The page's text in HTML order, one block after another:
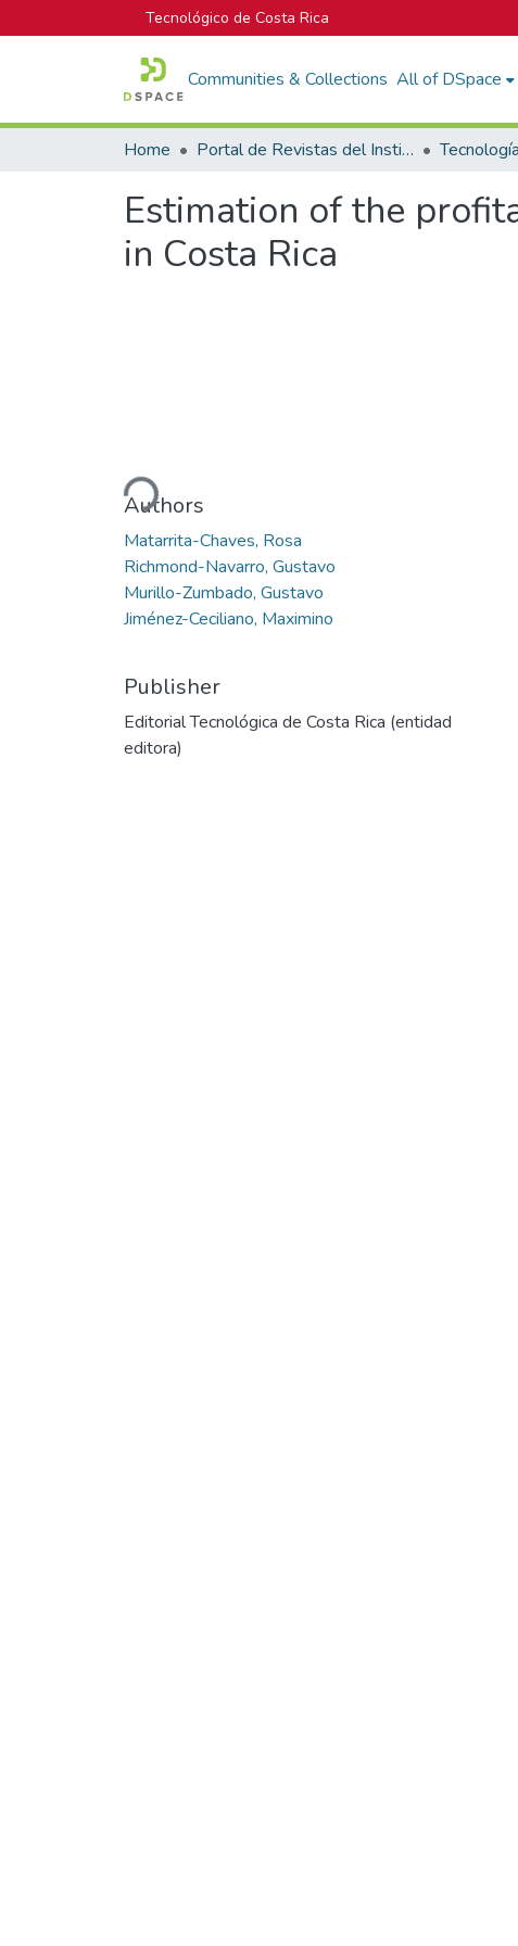
Tecnológico de Costa Rica
Communities & Collections All of DSpace
Home Portal de Revistas del Instituto Tecnológico de Costa Rica
Estimation of the
in Costa Rica
Loading...
Authors
Matarrita-Chaves, Rosa
Richmond-Navarro, Gustavo
Murillo-Zumbado, Gustavo
Jiménez-Ceciliano, Maximino
Publisher
Editorial Tecnológica de Costa Rica (entidad
editora)